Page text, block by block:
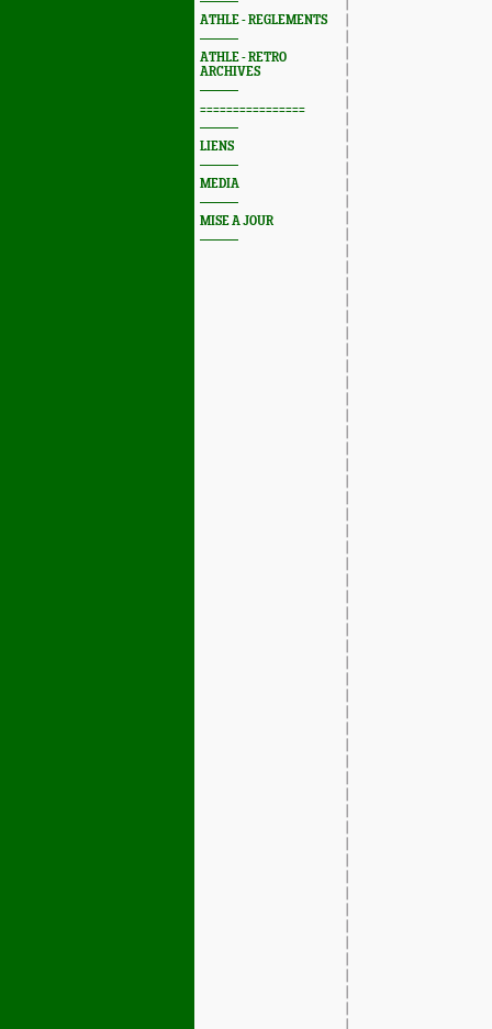
ATHLE - REGLEMENTS
ATHLE - RETRO
ARCHIVES
================
LIENS
MEDIA
MISE A JOUR